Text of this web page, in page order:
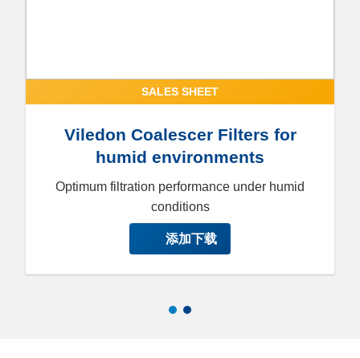
SALES SHEET
Viledon Coalescer Filters for
humid environments
Optimum filtration performance under humid
conditions
添加下载